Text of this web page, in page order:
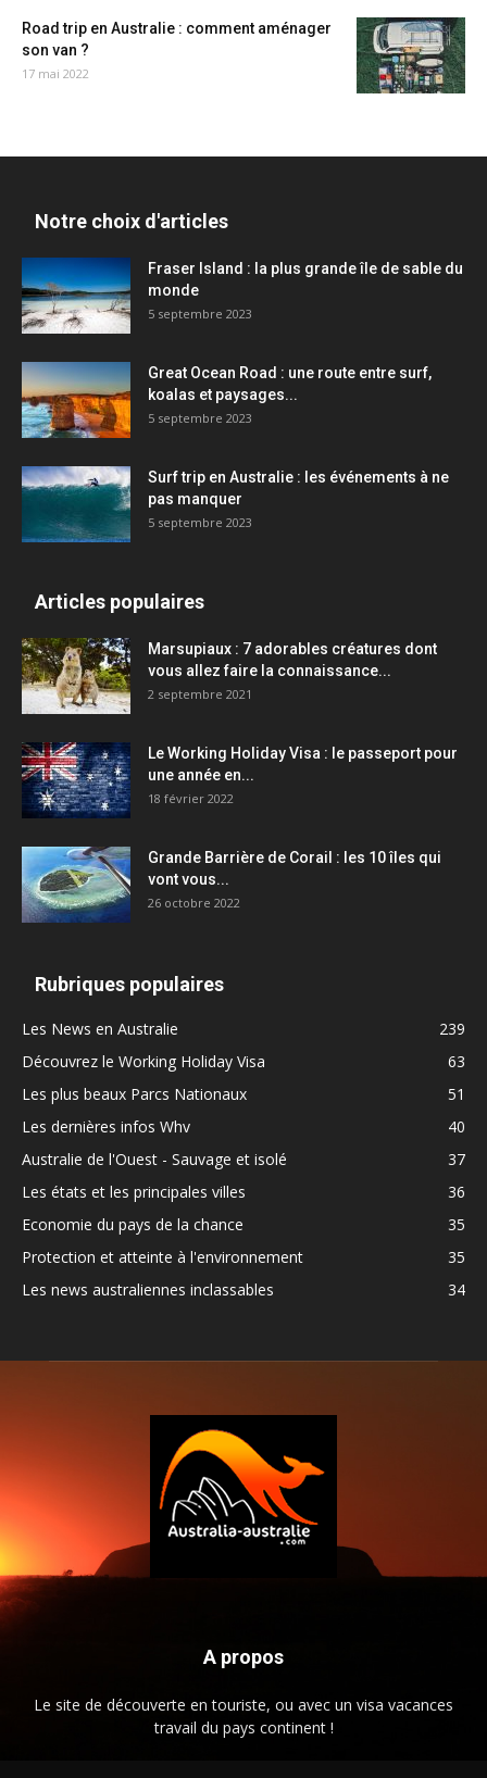
Road trip en Australie : comment aménager
son van ?
17 mai 2022
Notre choix d'articles
Fraser Island : la plus grande île de sable du
monde
5 septembre 2023
Great Ocean Road : une route entre surf,
koalas et paysages...
5 septembre 2023
Surf trip en Australie : les événements à ne
pas manquer
5 septembre 2023
Articles populaires
Marsupiaux : 7 adorables créatures dont
vous allez faire la connaissance...
2 septembre 2021
Le Working Holiday Visa : le passeport pour
une année en...
18 février 2022
Grande Barrière de Corail : les 10 îles qui
vont vous...
26 octobre 2022
Rubriques populaires
Les News en Australie
239
Découvrez le Working Holiday Visa
63
Les plus beaux Parcs Nationaux
51
Les dernières infos Whv
40
Australie de l'Ouest - Sauvage et isolé
37
Les états et les principales villes
36
Economie du pays de la chance
35
Protection et atteinte à l'environnement
35
Les news australiennes inclassables
34
A propos
Le site de découverte en touriste, ou avec un visa vacances
travail du pays continent !